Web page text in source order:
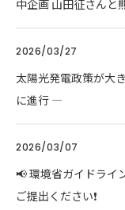
中企画 山田征さんと
2026/03/27
太陽光発電政策が大
に進行 ―
2026/03/07
📢 環境省ガイドライ
ご提出ください❗